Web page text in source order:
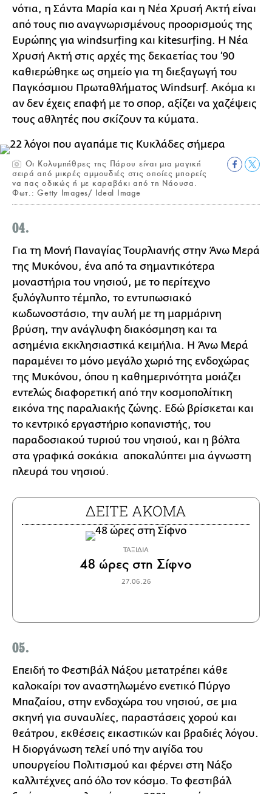
νότια, η Σάντα Μαρία και η Νέα Χρυσή Ακτή είναι
από τους πιο αναγνωρισμένους προορισμούς της
Ευρώπης για windsurfing και kitesurfing. Η Νέα
Χρυσή Ακτή στις αρχές της δεκαετίας του ’90
καθιερώθηκε ως σημείο για τη διεξαγωγή του
Παγκόσμιου Πρωταθλήματος Windsurf. Ακόμα κι
αν δεν έχεις επαφή με το σπορ, αξίζει να χαζέψεις
τους αθλητές που σκίζουν τα κύματα.
Οι Κολυμπήθρες της Πάρου είναι μια μαγική
σειρά από μικρές αμμουδιές στις οποίες μπορείς
να πας οδικώς ή με καραβάκι από τη Νάουσα.
Φωτ.: Getty Images/ Ideal Image
04.
Για τη Μονή Παναγίας Τουρλιανής στην Άνω Μερά
της Μυκόνου, ένα από τα σημαντικότερα
μοναστήρια του νησιού, με το περίτεχνο
ξυλόγλυπτο τέμπλο, το εντυπωσιακό
κωδωνοστάσιο, την αυλή με τη μαρμάρινη
βρύση, την ανάγλυφη διακόσμηση και τα
ασημένια εκκλησιαστικά κειμήλια. Η Άνω Μερά
παραμένει το μόνο μεγάλο χωριό της ενδοχώρας
της Μυκόνου, όπου η καθημερινότητα μοιάζει
εντελώς διαφορετική από την κοσμοπολίτικη
εικόνα της παραλιακής ζώνης. Εδώ βρίσκεται και
το κεντρικό εργαστήριο κοπανιστής, του
παραδοσιακού τυριού του νησιού, και η βόλτα
στα γραφικά σοκάκια αποκαλύπτει μια άγνωστη
πλευρά του νησιού.
ΔΕΙΤΕ ΑΚΟΜΑ
ΤΑΞΙΔΙΑ
48 ώρες στη Σίφνο
27.06.26
05.
Επειδή το Φεστιβάλ Νάξου μετατρέπει κάθε
καλοκαίρι τον αναστηλωμένο ενετικό Πύργο
Μπαζαίου, στην ενδοχώρα του νησιού, σε μια
σκηνή για συναυλίες, παραστάσεις χορού και
θεάτρου, εκθέσεις εικαστικών και βραδιές λόγου.
Η διοργάνωση τελεί υπό την αιγίδα του
υπουργείου Πολιτισμού και φέρνει στη Νάξο
καλλιτέχνες από όλο τον κόσμο. Το φεστιβάλ